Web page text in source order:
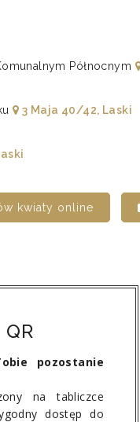
Północnym
3 Maja 40/42, Laski
kwiaty online
pozostanie
na tabliczce
dostęp do